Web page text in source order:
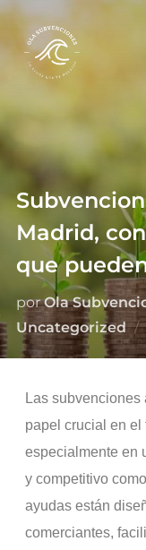
Madrid,
que
porOla
Uncategorized
Las
papel crucial en el
especialmente en
y competitivo
ayudas están
comerciantes,